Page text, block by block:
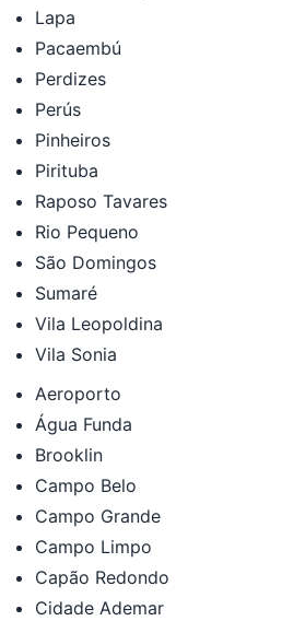
Lapa
Pacaembú
Perdizes
Perús
Pinheiros
Pirituba
Raposo Tavares
Rio Pequeno
São Domingos
Sumaré
Vila Leopoldina
Vila Sonia
Aeroporto
Água Funda
Brooklin
Campo Belo
Campo Grande
Campo Limpo
Capão Redondo
Cidade Ademar